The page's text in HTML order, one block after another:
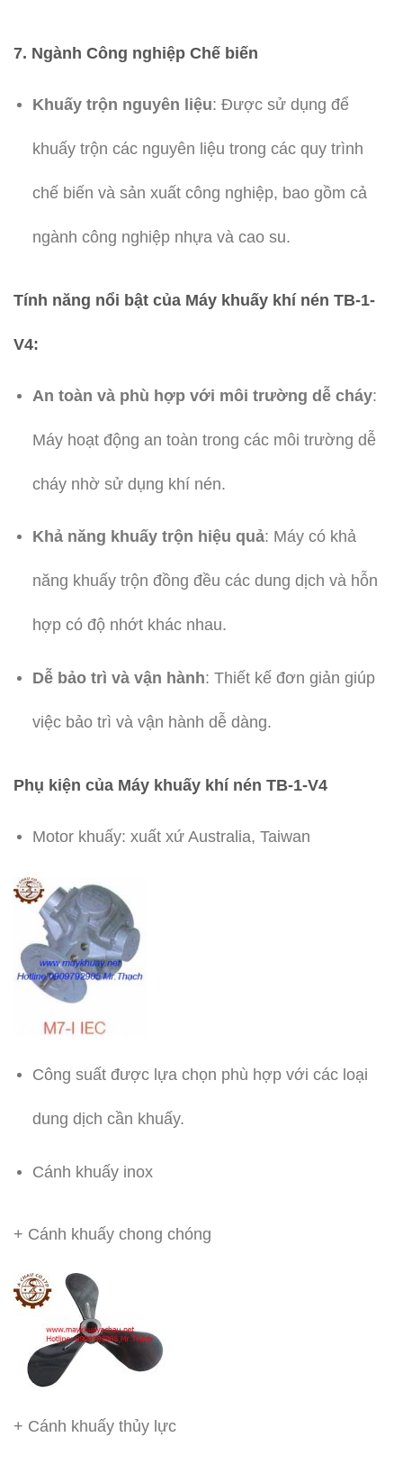
7. Ngành Công nghiệp Chế biến
Khuấy trộn nguyên liệu: Được sử dụng để
khuấy trộn các nguyên liệu trong các quy trình
chế biến và sản xuất công nghiệp, bao gồm cả
ngành công nghiệp nhựa và cao su.
Tính năng nổi bật của Máy khuấy khí nén TB-1-
V4:
An toàn và phù hợp với môi trường dễ cháy:
Máy hoạt động an toàn trong các môi trường dễ
cháy nhờ sử dụng khí nén.
Khả năng khuấy trộn hiệu quả: Máy có khả
năng khuấy trộn đồng đều các dung dịch và hỗn
hợp có độ nhớt khác nhau.
Dễ bảo trì và vận hành: Thiết kế đơn giản giúp
việc bảo trì và vận hành dễ dàng.
Phụ kiện của Máy khuấy khí nén TB-1-V4
Motor khuấy: xuất xứ Australia, Taiwan
Công suất được lựa chọn phù hợp với các loại
dung dịch cần khuấy.
Cánh khuấy inox
+ Cánh khuấy chong chóng
+ Cánh khuấy thủy lực